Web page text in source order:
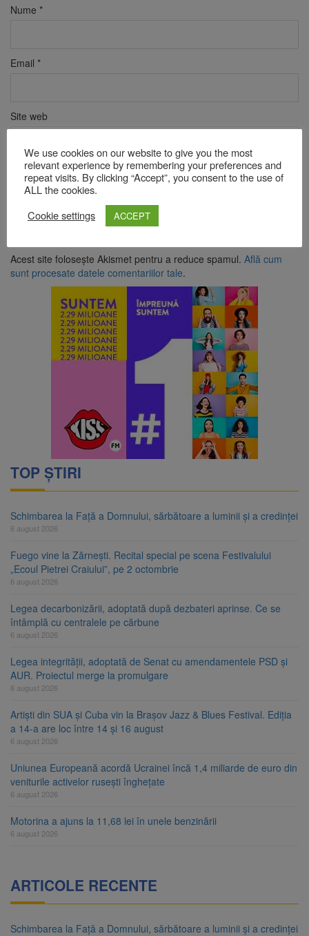
Nume *
Email *
Site web
Verificare anti-robot
Click pentru a începe verificarea
Acest site folosește Akismet pentru a reduce spamul. Află cum
sunt procesate datele comentariilor tale.
TOP ȘTIRI
Schimbarea la Față a Domnului, sărbătoare a luminii și a credinței
6 august 2026
Fuego vine la Zărnești. Recital special pe scena Festivalului
„Ecoul Pietrei Craiului”, pe 2 octombrie
6 august 2026
Legea decarbonizării, adoptată după dezbateri aprinse. Ce se
întâmplă cu centralele pe cărbune
6 august 2026
Legea integrității, adoptată de Senat cu amendamentele PSD și
AUR. Proiectul merge la promulgare
6 august 2026
Artiști din SUA și Cuba vin la Brașov Jazz & Blues Festival. Ediția
a 14-a are loc între 14 și 16 august
6 august 2026
Uniunea Europeană acordă Ucrainei încă 1,4 miliarde de euro din
veniturile activelor rusești înghețate
6 august 2026
Motorina a ajuns la 11,68 lei în unele benzinării
6 august 2026
ARTICOLE RECENTE
Schimbarea la Față a Domnului, sărbătoare a luminii și a credinței
We use cookies on our website to give you the most
relevant experience by remembering your preferences and
repeat visits. By clicking “Accept”, you consent to the use of
ALL the cookies.
Cookie settings
ACCEPT